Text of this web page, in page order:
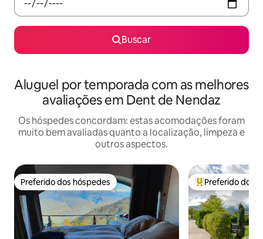
Buscar
Aluguel por temporada com as melhores
avaliações em Dent de Nendaz
Os hóspedes concordam: estas acomodações foram
muito bem avaliadas quanto a localização, limpeza e
outros aspectos.
Preferido dos hóspedes
Preferido dos hóspedes Entre os
Preferido dos